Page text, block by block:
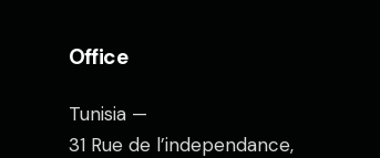
Office
Tunisia —
31 Rue de l’independance,